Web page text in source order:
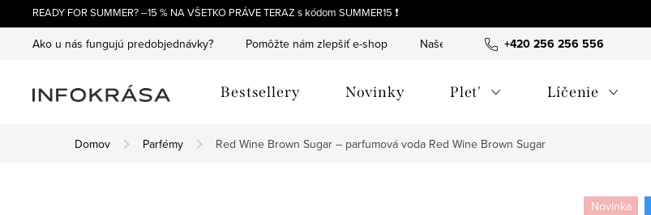
na
obsah
READY FOR SUMMER? –15 % NA VŠETKO PRÁVE TERAZ s kódom SUMMER15 ❗
+420 256 256 556
Ako u nás fungujú predobjednávky? Pomôžte nám zlepšiť e-shop Naše tipy a príbehy O nás
Bestsellery Novinky Plet' Líčenie
Domov Parfémy Red Wine Brown Sugar – parfumová voda Red Wine Brown Sugar
Novinka